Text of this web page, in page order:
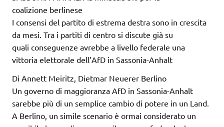
coalizione berlinese
I consensi del partito di estrema destra sono in crescita
da mesi. Tra i partiti di centro si discute già su
quali conseguenze avrebbe a livello federale una
vittoria elettorale dell’AfD in Sassonia-Anhalt
Di Annett Meiritz, Dietmar Neuerer Berlino
Un governo di maggioranza AfD in Sassonia-Anhalt
sarebbe più di un semplice cambio di potere in un Land.
A Berlino, un simile scenario è ormai considerato un